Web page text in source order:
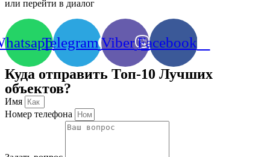
или перейти в диалог
Telegram ViberFacebook
Куда отправить Топ-10 Лучших
объектов?
Имя
Номер телефона